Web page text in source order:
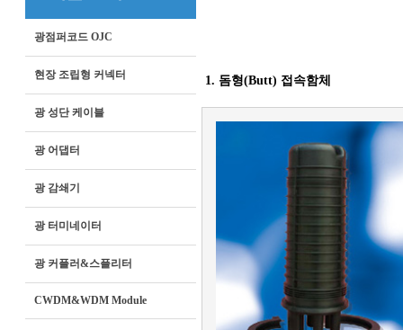
광점퍼코드 OJC
현장 조립형 커넥터
광 성단 케이블
광 어댑터
광 감쇄기
광 터미네이터
광 커플러&스플리터
CWDM&WDM Module
1. 돔형(Butt) 접속함체